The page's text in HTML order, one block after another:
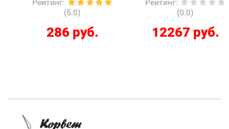
Рейтинг:
(5.0)
286 руб.
Рейтинг:
(0.0)
12267 руб.